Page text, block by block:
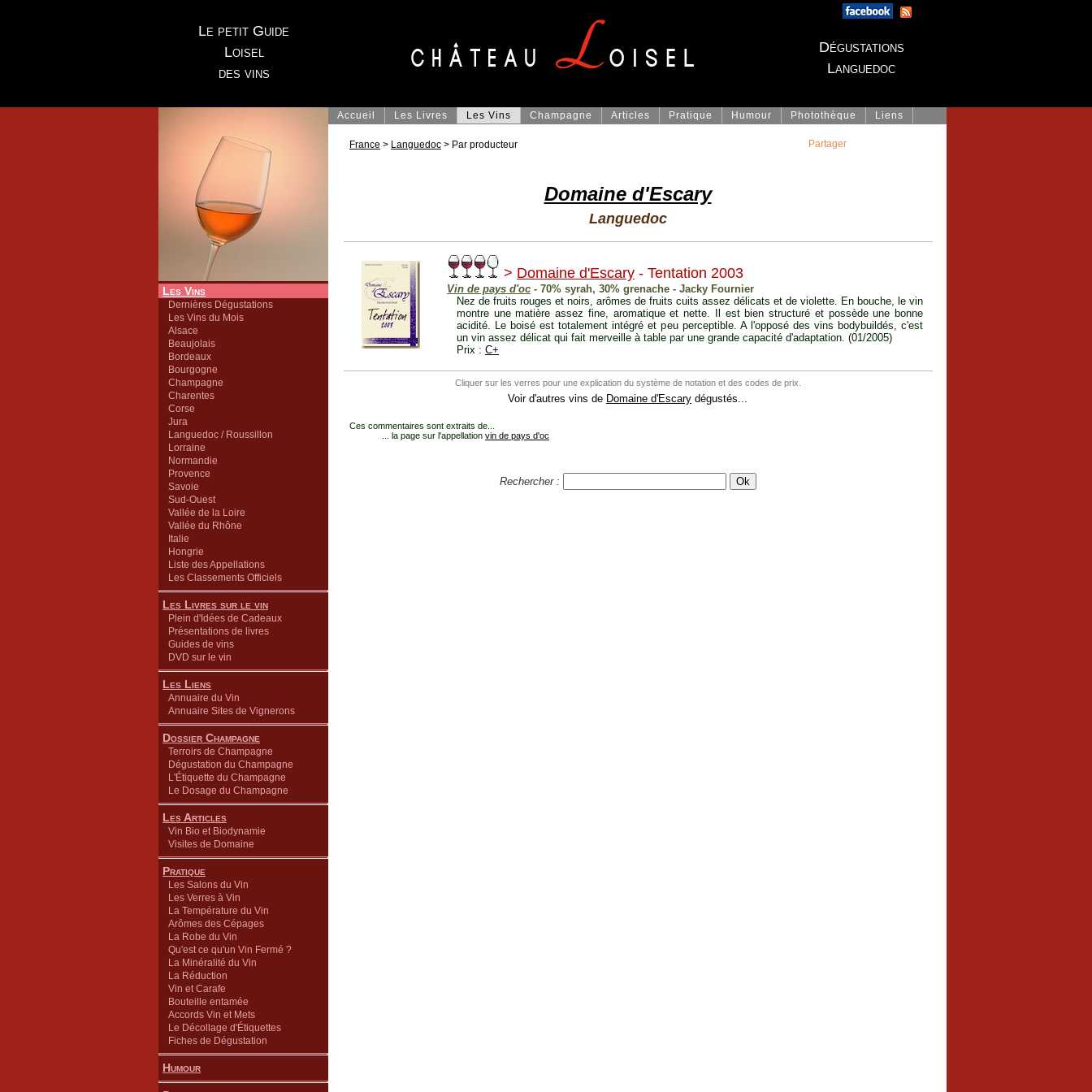
Le petit Guide
Loisel
des vins
Dégustations
Languedoc
Les Vins
Dernières Dégustations
Les Vins du Mois
Alsace
Beaujolais
Bordeaux
Bourgogne
Champagne
Charentes
Corse
Jura
Languedoc / Roussillon
Lorraine
Normandie
Provence
Savoie
Sud-Ouest
Vallée de la Loire
Vallée du Rhône
Italie
Hongrie
Liste des Appellations
Les Classements Officiels
Les Livres sur le vin
Plein d'Idées de Cadeaux
Présentations de livres
Guides de vins
DVD sur le vin
Les Liens
Annuaire du Vin
Annuaire Sites de Vignerons
Dossier Champagne
Terroirs de Champagne
Dégustation du Champagne
L'Étiquette du Champagne
Le Dosage du Champagne
Les Articles
Vin Bio et Biodynamie
Visites de Domaine
Pratique
Les Salons du Vin
Les Verres à Vin
La Température du Vin
Arômes des Cépages
La Robe du Vin
Qu'est ce qu'un Vin Fermé ?
La Minéralité du Vin
La Réduction
Vin et Carafe
Bouteille entamée
Accords Vin et Mets
Le Décollage d'Étiquettes
Fiches de Dégustation
Humour
Accueil Les Livres Les Vins Champagne Articles Pratique Humour Photothèque Liens
France > Languedoc > Par producteur
Domaine d'Escary
Languedoc
> Domaine d'Escary - Tentation 2003
Vin de pays d'oc - 70% syrah, 30% grenache - Jacky Fournier
Nez de fruits rouges et noirs, arômes de fruits cuits assez délicats et de violette. En bouche, le vin
montre une matière assez fine, aromatique et nette. Il est bien structuré et possède une bonne
acidité. Le boisé est totalement intégré et peu perceptible. A l'opposé des vins bodybuildés, c'est
un vin assez délicat qui fait merveille à table par une grande capacité d'adaptation. (01/2005)
Prix : C+
Cliquer sur les verres pour une explication du système de notation et des codes de prix.
Voir d'autres vins de Domaine d'Escary dégustés...
Ces commentaires sont extraits de...
... la page sur l'appellation vin de pays d'oc
Rechercher :
Partager